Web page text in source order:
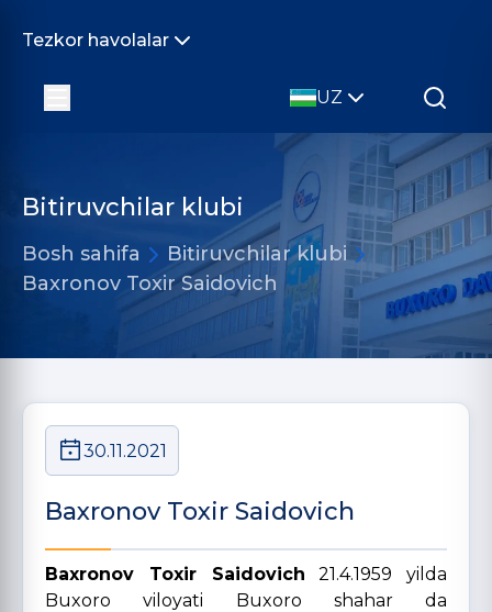
Tezkor havolalar
UZ
Bitiruvchilar klubi
Bosh sahifa
Bitiruvchilar klubi
Baxronov Toxir Saidovich
30.11.2021
Baxronov Toxir Saidovich
Baxronov Toxir Saidovich 21.4.1959 yilda
Buxoro viloyati Buxoro shahar da